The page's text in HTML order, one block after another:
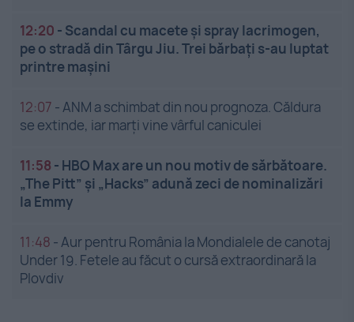
12:20 - Scandal cu macete și spray lacrimogen,
pe o stradă din Târgu Jiu. Trei bărbați s-au luptat
printre mașini
12:07 - ANM a schimbat din nou prognoza. Căldura
se extinde, iar marți vine vârful caniculei
11:58 - HBO Max are un nou motiv de sărbătoare.
„The Pitt” și „Hacks” adună zeci de nominalizări
la Emmy
11:48 - Aur pentru România la Mondialele de canotaj
Under 19. Fetele au făcut o cursă extraordinară la
Plovdiv